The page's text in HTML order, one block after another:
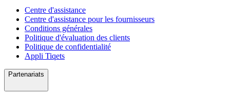
Centre d'assistance
Centre d'assistance pour les fournisseurs
Conditions générales
Politique d'évaluation des clients
Politique de confidentialité
Appli Tiqets
Partenariats